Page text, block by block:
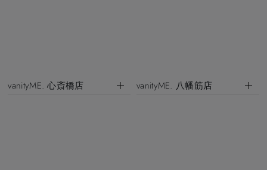
vanityME. 心斎橋店 vanityME. 八幡筋店